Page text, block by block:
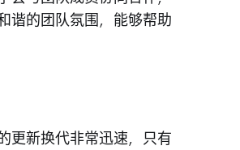
谐的团队氛围，能够帮助
更新换代非常迅速，只有